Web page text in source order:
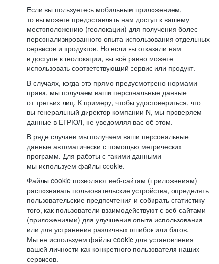
Если вы пользуетесь мобильным приложением,
то вы можете предоставлять нам доступ к вашему
местоположению (геолокации) для получения более
персонализированного опыта использования отдельных
сервисов и продуктов. Но если вы отказали нам
в доступе к геолокации, вы всё равно можете
использовать соответствующий сервис или продукт.
В случаях, когда это прямо предусмотрено нормами
права, мы получаем ваши персональные данные
от третьих лиц. К примеру, чтобы удостовериться, что
вы генеральный директор компании N, мы проверяем
данные в ЕГРЮЛ, не уведомляя вас об этом.
В ряде случаев мы получаем ваши персональные
данные автоматически с помощью метрических
программ. Для работы с такими данными
мы используем файлы cookie.
Файлы cookie позволяют веб-сайтам (приложениям)
распознавать пользовательские устройства, определять
пользовательские предпочтения и собирать статистику
того, как пользователи взаимодействуют с веб-сайтами
(приложениями) для улучшения опыта использования
или для устранения различных ошибок или багов.
Мы не используем файлы cookie для установления
вашей личности как конкретного пользователя наших
сервисов.